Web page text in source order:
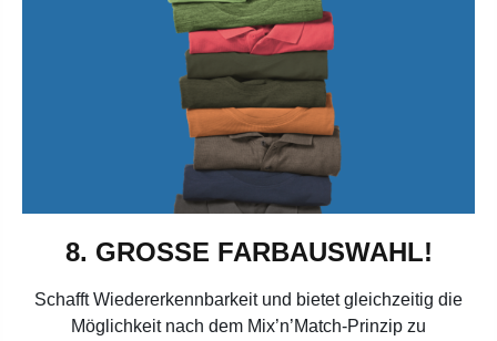
8. GROSSE FARBAUSWAHL!
Schafft Wiedererkennbarkeit und bietet gleichzeitig die
Möglichkeit nach dem Mix’n’Match-Prinzip zu